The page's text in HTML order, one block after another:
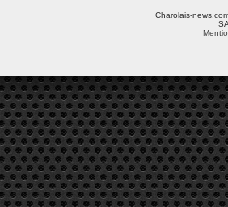
Charolais-